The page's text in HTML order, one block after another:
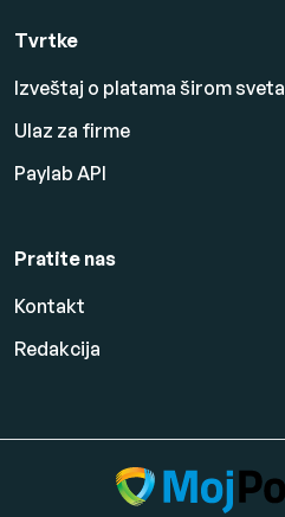
Tvrtke
Izveštaj o platama širom sveta
Ulaz za firme
Paylab API
Pratite nas
Kontakt
Redakcija